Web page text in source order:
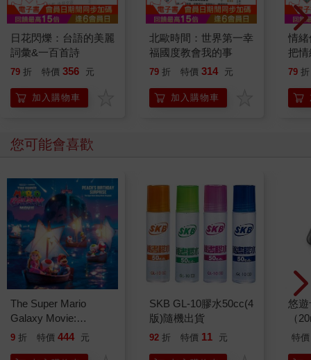
日花閃爍：台語的美麗
詞彙&一百首詩
79 折 特價 356 元
加入購物車
北歐時間：世界第一幸
福國度教會我的事
79 折 特價 314 元
加入購物車
情
把
誰
79 折
您可能會喜歡
The Super Mario
Galaxy Movie:
Peach`s Birthday
9 折 特價 444 元
SKB GL-10膠水50cc(4
版)隨機出貨
92 折 特價 11 元
悠
（
特價